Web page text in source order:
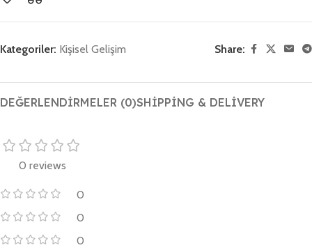
Kategoriler: Kişisel Gelişim Share:
DEĞERLENDIRMELER (0)SHIPPING & DELIVERY
0 reviews
0
0
0